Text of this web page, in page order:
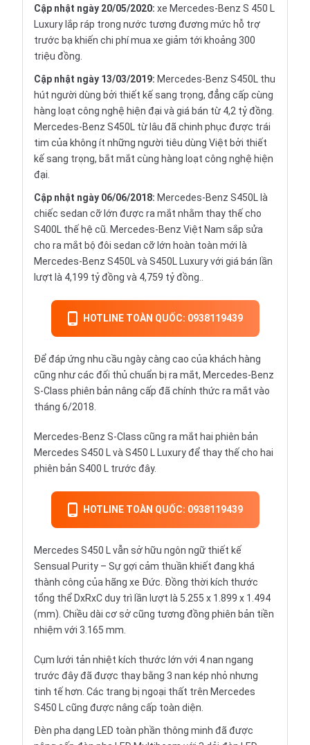
Cập nhật ngày 20/05/2020: xe Mercedes-Benz S 450 L
Luxury lắp ráp trong nước tương đương mức hỗ trợ
trước bạ khiến chi phí mua xe giảm tới khoảng 300
triệu đồng.
Cập nhật ngày 13/03/2019: Mercedes-Benz S450L thu
hút người dùng bởi thiết kế sang trọng, đẳng cấp cùng
hàng loạt công nghệ hiện đại và giá bán từ 4,2 tỷ đồng.
Mercedes-Benz S450L từ lâu đã chinh phục được trái
tim của không ít những người tiêu dùng Việt bởi thiết
kế sang trọng, bắt mắt cùng hàng loạt công nghệ hiện
đại.
Cập nhật ngày 06/06/2018: Mercedes-Benz S450L là
chiếc sedan cỡ lớn được ra mắt nhằm thay thế cho
S400L thế hệ cũ. Mercedes-Benz Việt Nam sắp sửa
cho ra mắt bộ đôi sedan cỡ lớn hoàn toàn mới là
Mercedes-Benz S450L và S450L Luxury với giá bán lần
lượt là 4,199 tỷ đồng và 4,759 tỷ đồng..
HOTLINE TOÀN QUỐC: 0938119439
Để đáp ứng nhu cầu ngày càng cao của khách hàng
cũng như các đối thủ chuẩn bị ra mắt, Mercedes-Benz
S-Class phiên bản nâng cấp đã chính thức ra mắt vào
tháng 6/2018.
Mercedes-Benz S-Class cũng ra mắt hai phiên bản
Mercedes S450 L và S450 L Luxury để thay thế cho hai
phiên bản S400 L trước đây.
HOTLINE TOÀN QUỐC: 0938119439
Mercedes S450 L vẫn sở hữu ngôn ngữ thiết kế
Sensual Purity – Sự gợi cảm thuần khiết đang khá
thành công của hãng xe Đức. Đồng thời kích thước
tổng thể DxRxC duy trì lần lượt là 5.255 x 1.899 x 1.494
(mm). Chiều dài cơ sở cũng tương đồng phiên bản tiền
nhiệm với 3.165 mm.
Cụm lưới tản nhiệt kích thước lớn với 4 nan ngang
trước đây đã được thay bằng 3 nan kép nhỏ nhưng
tinh tế hơn. Các trang bị ngoại thất trên Mercedes
S450 L cũng được nâng cấp toàn diện.
Đèn pha dạng LED toàn phần thông minh đã được